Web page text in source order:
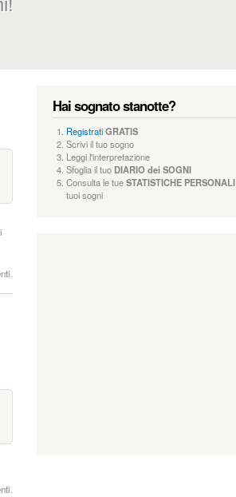
Hai sognato stanotte?
RegistratiGRATIS
Scrivi il tuo sogno
Leggi l'interpretazione
Sfoglia il tuo DIARIO dei SOGNI
Consulta le tueSTATISTICHE PERSONALI
tuoi sogni